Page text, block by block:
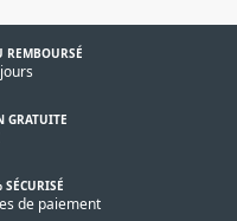
REMBOURSÉ
GRATUITE
de paiement